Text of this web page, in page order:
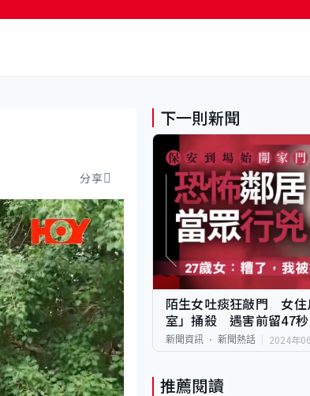
分享
下一則新聞
陌生女吐痰狂敲門 女住
室」捅殺 遇害前留47秒
新聞資訊 新聞熱話 2024年
推薦閱讀